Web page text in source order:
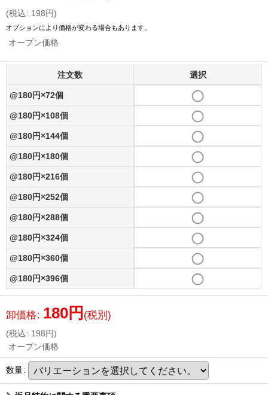
(税込: 198円)
オプションにより価格が変わる場合もあります。
オープン価格
注文数 選択
@180円×72個
@180円×108個
@180円×144個
@180円×180個
@180円×216個
@180円×252個
@180円×288個
@180円×324個
@180円×360個
@180円×396個
卸価格: 180円 (税別)
(税込: 198円)
オープン価格
数量: